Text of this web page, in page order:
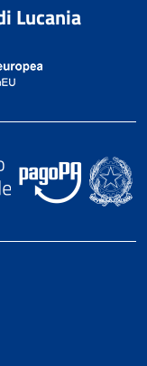
Lucania